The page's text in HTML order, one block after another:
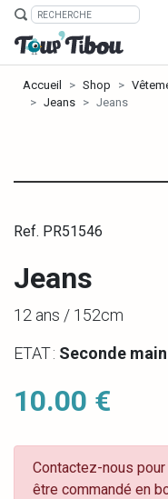
Accueil Shop
Jeans
Jeans
Ref. PR51546
Jeans
12 ans / 152cm
ETAT : Seconde main
10.00 €
Contactez-nous
être commandé en